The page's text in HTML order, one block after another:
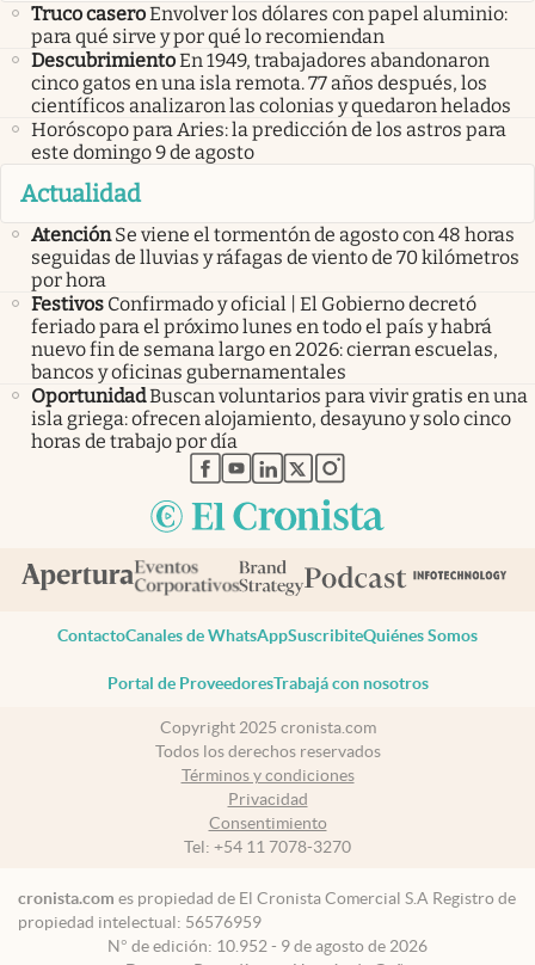
Truco caseroEnvolver los dólares con papel aluminio:
para qué sirve y por qué lo recomiendan
DescubrimientoEn 1949, trabajadores abandonaron
cinco gatos en una isla remota. 77 años después, los
científicos analizaron las colonias y quedaron helados
Horóscopo para Aries: la predicción de los astros para
este domingo 9 de agosto
Actualidad
Atención Se viene el tormentón de agosto con 48 horas
seguidas de lluvias y ráfagas de viento de 70 kilómetros
por hora
Festivos Confirmado y oficial | El Gobierno decretó
feriado para el próximo lunes en todo el país y habrá
nuevo fin de semana largo en 2026: cierran escuelas,
bancos y oficinas gubernamentales
OportunidadBuscan voluntarios para vivir gratis en una
isla griega: ofrecen alojamiento, desayuno y solo cinco
horas de trabajo por día
abre en nueva pestaña
abre en nueva pestaña
abre en nueva pestaña
abre en nueva pestaña
abre en nueva pestaña
ContactoCanales de WhatsAppSuscribiteQuiénes Somos
Portal de ProveedoresTrabajá con nosotros
Copyright 2025 cronista.com
Todos los derechos reservados
Términos y condiciones
Privacidad
Consentimiento
Tel: +54 11 7078-3270
cronista.com es propiedad de El Cronista Comercial S.A Registro de
propiedad intelectual: 56576959
N° de edición: 10.952 - 9 de agosto de 2026